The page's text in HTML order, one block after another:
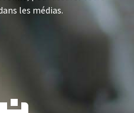
les médias.